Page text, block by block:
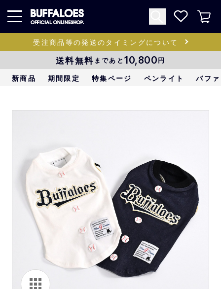
受注商品等の発送のタイミングについて
送料無料 まであと 10,800円
新商品 期間限定 特集ページ ペンライト バフ